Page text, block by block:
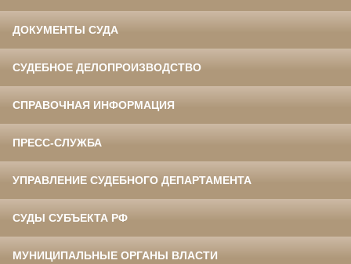
ДОКУМЕНТЫ СУДА
СУДЕБНОЕ ДЕЛОПРОИЗВОДСТВО
СПРАВОЧНАЯ ИНФОРМАЦИЯ
ПРЕСС-СЛУЖБА
УПРАВЛЕНИЕ СУДЕБНОГО ДЕПАРТАМЕНТА
СУДЫ СУБЪЕКТА РФ
МУНИЦИПАЛЬНЫЕ ОРГАНЫ ВЛАСТИ